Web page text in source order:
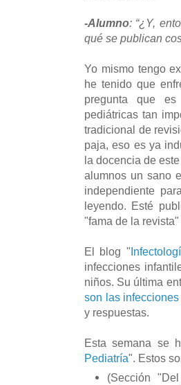
-Alumno: “¿Y,
qué se publican
Yo mismo tengo
he tenido que
pregunta que
pediátricas tan
tradicional de
paja, eso es ya
la docencia de
alumnos un sano
independiente
leyendo. Esté
"fama de la
El blog "
infecciones
niños. Su última
son las
y respuestas.
Esta semana se
Pediatría". Estos
(Sección